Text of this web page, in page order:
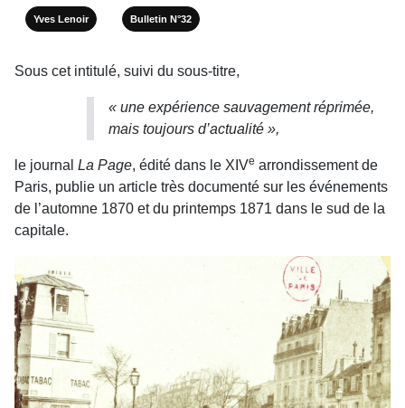
Yves Lenoir Bulletin N°32
Sous cet intitulé, suivi du sous-titre,
« une expérience sauvagement réprimée,
mais toujours d’actualité »,
le journal La Page, édité dans le XIVe arrondissement de
Paris, publie un article très documenté sur les événements
de l’automne 1870 et du printemps 1871 dans le sud de la
capitale.